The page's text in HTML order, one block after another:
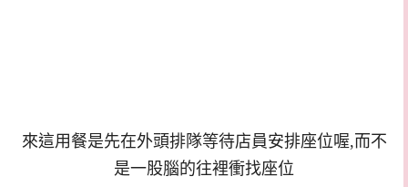
來這用餐是先在外頭排隊等待店員安排座位喔,而不
是一股腦的往裡衝找座位